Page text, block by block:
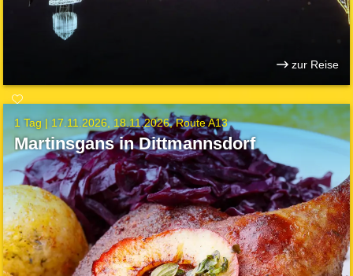
zur Reise
1 Tag | 17.11.2026 18.11.2026 Route A13
Martinsgans in Dittmannsdorf